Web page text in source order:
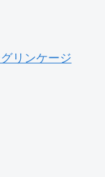
リンケージ